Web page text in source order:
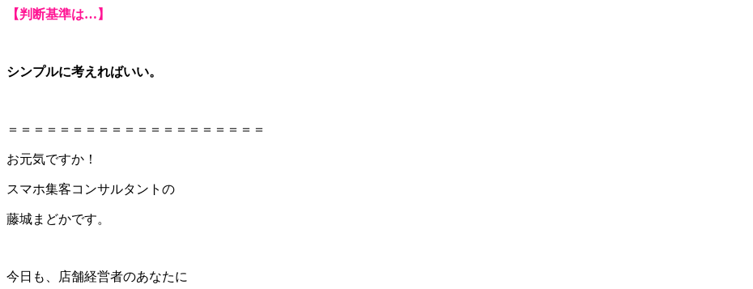
【判断基準は…】
シンプルに考えればいい。
＝＝＝＝＝＝＝＝＝＝＝＝＝＝＝＝＝＝＝＝
お元気ですか！
スマホ集客コンサルタントの
藤城まどかです。
今日も、店舗経営者のあなたに